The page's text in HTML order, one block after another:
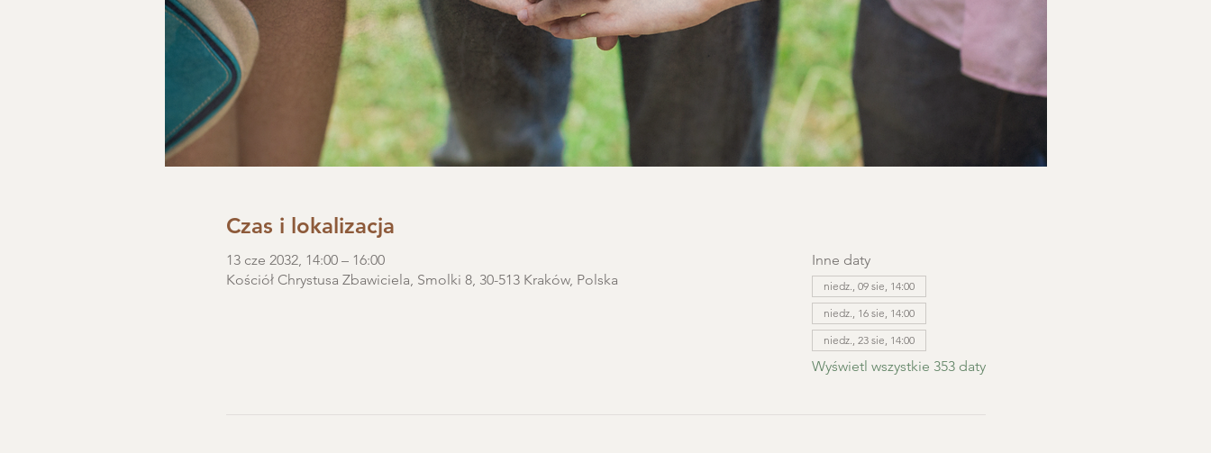
Czas i lokalizacja
13 cze 2032, 14:00 – 16:00
Kościół Chrystusa Zbawiciela, Smolki 8, 30-513 Kraków, Polska
Inne daty
niedz., 09 sie, 14:00
niedz., 16 sie, 14:00
niedz., 23 sie, 14:00
Wyświetl wszystkie 353 daty